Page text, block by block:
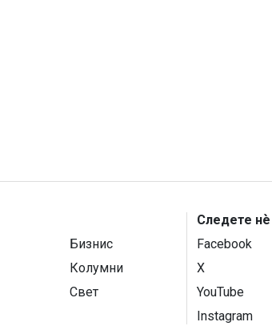
Бизнис
Колумни
Свет
Следете нѐ
Facebook
X
YouTube
Instagram